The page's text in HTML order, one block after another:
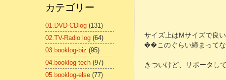
サイズ上はMサイズで良
��このぐらい締まってな
きついけど、サポータし
カテゴリー
01.DVD-CDlog (131)
02.TV-Radio log (64)
03.booklog-biz (95)
04.booklog-tech (97)
05.booklog-else (77)